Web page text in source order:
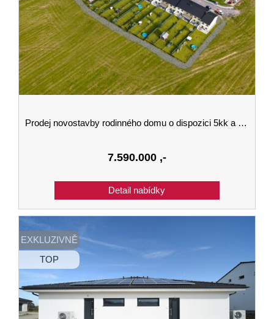
Prodej novostavby rodinného domu o dispozici 5kk a velikosti 142 m2 se zahradou v Kaplici
7.590.000 ,-
EXKLUZIVNĚ
TOP